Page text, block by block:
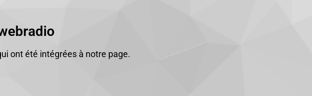
ont été intégrées à notre page.